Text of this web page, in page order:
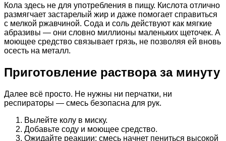
Кола здесь не для употребления в пищу. Кислота отлично
размягчает застарелый жир и даже помогает справиться
с мелкой ржавчиной. Сода и соль действуют как мягкие
абразивы — они словно миллионы маленьких щеточек. А
моющее средство связывает грязь, не позволяя ей вновь
осесть на металл.
Приготовление раствора за минуту
Далее всё просто. Не нужны ни перчатки, ни
респираторы — смесь безопасна для рук.
Вылейте колу в миску.
Добавьте соду и моющее средство.
Ожидайте реакции: смесь начнет пениться высокой